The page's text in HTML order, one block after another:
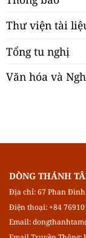
Thư viện tài
Tổng tu nghị
Văn hóa và
DÒNG THÁNH
Địa chỉ: 67 Phan Đình
Điện thoại: +84
Email: